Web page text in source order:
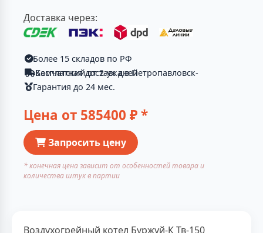
Доставка через:
Более 15 складов по РФ
Бесплатная доставка в Петропавловск-Камчатский от 2-ух дней
Гарантия до 24 мес.
Цена от 585400 ₽ *
Запросить цену
* конечная цена зависит от особенностей товара и
количества штук в партии
Воздухогрейный котел Буржуй-К Тв-150